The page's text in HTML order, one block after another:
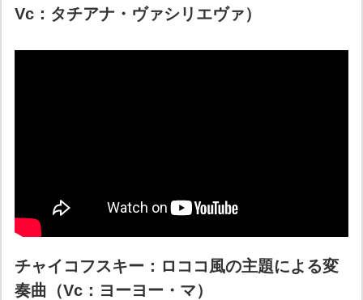
Vc：タチアナ・ヴァシリエヴァ）
チャイコフスキー：ロココ風の主題による変
奏曲（Vc：ヨーヨー・マ）